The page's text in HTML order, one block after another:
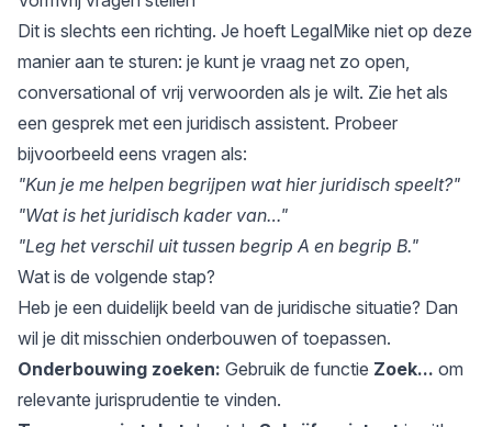
Dit is slechts een richting. Je hoeft LegalMike niet op deze
manier aan te sturen: je kunt je vraag net zo open,
conversational of vrij verwoorden als je wilt. Zie het als
een gesprek met een juridisch assistent. Probeer
bijvoorbeeld eens vragen als:
"Kun je me helpen begrijpen wat hier juridisch speelt?"
"Wat is het juridisch kader van…"
"Leg het verschil uit tussen begrip A en begrip B."
Wat is de volgende stap?
Heb je een duidelijk beeld van de juridische situatie? Dan
wil je dit misschien onderbouwen of toepassen.
Onderbouwing zoeken: Gebruik de functie Zoek... om
relevante jurisprudentie te vinden.